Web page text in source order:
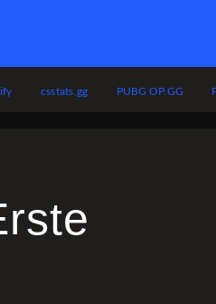
csstats.gg PUBG OP.GG